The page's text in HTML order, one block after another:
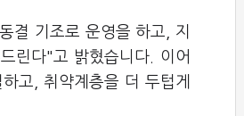
결 기조로 운영을 하고, 지
린다"고 밝혔습니다. 이어
고, 취약계층을 더 두텁게